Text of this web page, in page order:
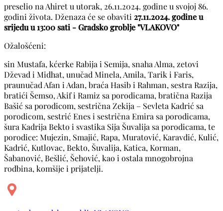
preselio na Ahiret u utorak, 26.11.2024. godine u svojoj 86.
godini života. Dženaza će se obaviti 27.11.2024. godine u
srijedu u 13:00 sati - Gradsko groblje "VLAKOVO"
Ožalošćeni:
sin Mustafa, kćerke Rabija i Semija, snaha Alma, zetovi
Dževad i Midhat, unučad Minela, Amila, Tarik i Faris,
praunučad Afan i Adan, braća Hasib i Rahman, sestra Razija,
bratići Šemso, Akif i Ramiz sa porodicama, bratična Razija
Bašić sa porodicom, sestrična Zekija – Sevleta Kadrić sa
porodicom, sestrić Enes i sestrična Emira sa porodicama,
šura Kadrija Bekto i svastika Sija Šuvalija sa porodicama, te
porodice: Mujezin, Smajić, Rapa, Muratović, Karavdić, Kulić,
Kadrić, Kutlovac, Bekto, Šuvalija, Katica, Korman,
Šabanović, Bešlić, Šehović, kao i ostala mnogobrojna
rodbina, komšije i prijatelji.